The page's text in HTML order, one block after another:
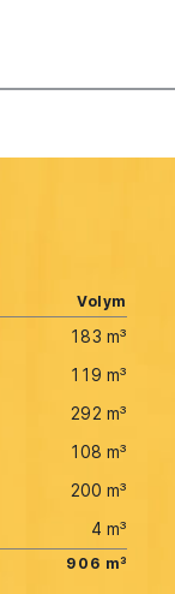
Volym
183 m³
119 m³
292 m³
108 m³
200 m³
4 m³
906 m³